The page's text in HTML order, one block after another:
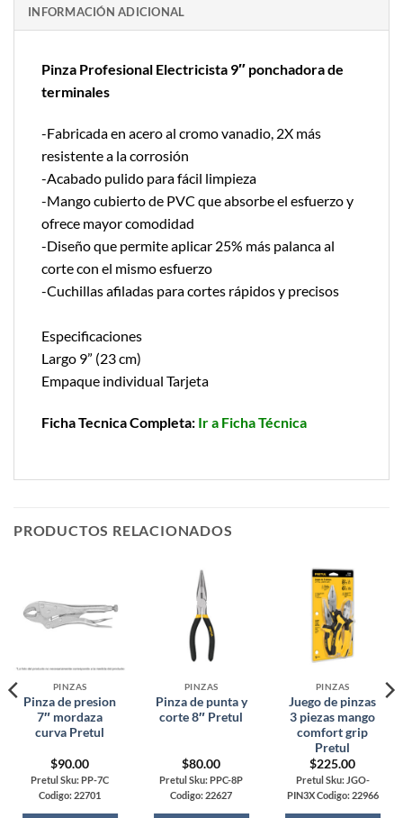
INFORMACIÓN ADICIONAL
Pinza Profesional Electricista 9″ ponchadora de
terminales
-Fabricada en acero al cromo vanadio, 2X más
resistente a la corrosión
-Acabado pulido para fácil limpieza
-Mango cubierto de PVC que absorbe el esfuerzo y
ofrece mayor comodidad
-Diseño que permite aplicar 25% más palanca al
corte con el mismo esfuerzo
-Cuchillas afiladas para cortes rápidos y precisos
Especificaciones
Largo 9” (23 cm)
Empaque individual Tarjeta
Ficha Tecnica Completa: Ir a Ficha Técnica
PRODUCTOS RELACIONADOS
PINZAS
Pinza de presion
7″ mordaza
curva Pretul
$90.00
Pretul Sku: PP-7C
Codigo: 22701
PINZAS
Pinza de punta y
corte 8″ Pretul
$80.00
Pretul Sku: PPC-8P
Codigo: 22627
PINZAS
Juego de pinzas
3 piezas mango
comfort grip
Pretul
$225.00
Pretul Sku: JGO-
PIN3X Codigo: 22966